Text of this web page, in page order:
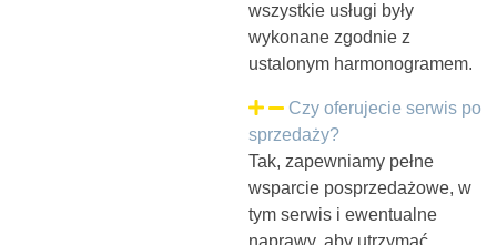
wszystkie usługi były
wykonane zgodnie z
ustalonym harmonogramem.
Czy oferujecie serwis po
sprzedaży?
Tak, zapewniamy pełne
wsparcie posprzedażowe, w
tym serwis i ewentualne